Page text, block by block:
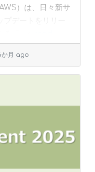
）は、日々新サ
プデートをリリー
月 ago